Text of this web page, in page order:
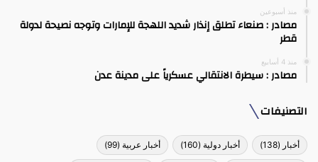
منذ أسبوعين
مصادر : صنعاء تطلق إنذار شديد اللهجة للإمارات وتوجه نصيحة لدولة
قطر
منذ 4 أسابيع
مصادر : سيطرة الانتقالي عسكرياً على مدينة عدن
التصنيفات
أخبار (138) أخبار دولية (160) أخبار عربية (99)